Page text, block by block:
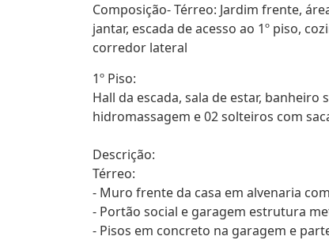
Composição- Térreo: Jardim frente,
jantar, escada de acesso ao 1º piso,
corredor lateral
1º Piso:
Hall da escada, sala de estar,
hidromassagem e 02 solteiros com
Descrição:
Térreo:
- Muro frente da casa em alvenaria
- Portão social e garagem estrutura
- Pisos em concreto na garagem e